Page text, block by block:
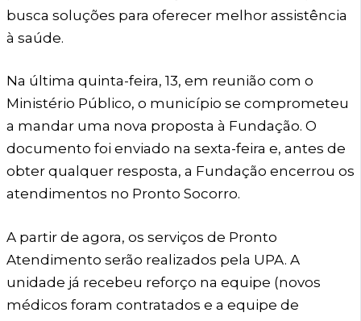
busca soluções para oferecer melhor assistência
à saúde.
Na última quinta-feira, 13, em reunião com o
Ministério Público, o município se comprometeu
a mandar uma nova proposta à Fundação. O
documento foi enviado na sexta-feira e, antes de
obter qualquer resposta, a Fundação encerrou os
atendimentos no Pronto Socorro.
A partir de agora, os serviços de Pronto
Atendimento serão realizados pela UPA. A
unidade já recebeu reforço na equipe (novos
médicos foram contratados e a equipe de